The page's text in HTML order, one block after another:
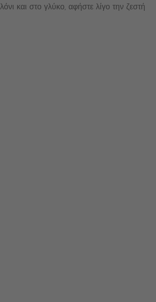
και στο γλύκο, αφήστε λίγο την ζεστή